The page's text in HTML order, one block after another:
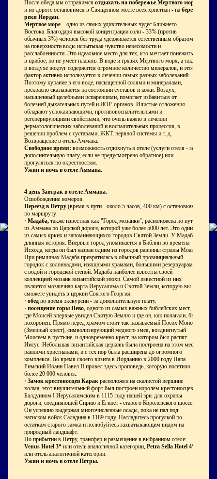
После обеда мы отправимся отдыхать на побережье Мертвого моря
и по дороге остановимся в Священном месте всех христиан - на берегу
реки Иордан.
Мертвое море – одно из самых удивительных чудес Ближнего
Востока. Благодаря высокой концентрации соли - 33% (против
обычных 3%) человек без труда удерживается естественным образом
на поверхности воды испытывая чувство невесомости и
расслабленности. Это идеальное место для тех, кто мечтает понежиться
в прибое, но не умеет плавать. В воде и грязях Мертвого моря, а также
в воздухе вокруг содержится огромное количество минералов, и этот
фактор активно используется в лечении самых разных заболеваний.
Поэтому купание в его воде, насыщенной солями и минералами,
прекрасно сказывается на состоянии суставов и кожи. Воздух,
насыщенный целебными испарениями, помогает избавиться от
болезней дыхательных путей и ЛОР-органов. Илистые отложения
обладают успокаивающими, противовоспалительными и
регенерирующими свойствами, что очень важно в лечении
дерматологических заболеваний и воспалительных процессов, в
решении проблем с суставами, ЖКТ, нервной системы и т. д.
Возвращение в отель Аммана.
Свободное время: возможность отдохнуть в отеле (услуги отеля - за
дополнительную плату, если не предусмотрено обратное) или
прогуляться по окрестностям.
Ужин и ночь в отеле Аммана.
4 день Завтрак в отеле Аммана.
Освобождение номеров.
Переезд в Петру (время в пути - около 5 часов, 400 км) с остановками
по маршруту:
· Мадаба, также известная как "Город мозаики", расположена по пути
из Аммана по Царской дороге, которой уже более 5000 лет. Это один
из самых ярких и запоминающихся городов Святой Земли. У Мадабы
длинная история. Впервые город упоминается в Библии во времена
Исхода, когда он был назван одним из городов равнины страны Моав.
При римлянах Мадаба превратилась в обычный провинциальный
городок с колоннадами, изящными храмами, большими резервуарами
с водой и городской стеной. Мадаба наиболее известна своей
коллекцией мозаик византийской эпохи. Самой известной из них
является мозаичная карта Иерусалима и Святой Земли, которую вы
сможете увидеть в церкви Святого Георгия.
· обед во время экскурсии - за дополнительную плату.
· посещение горы Нево, одного из самых важных библейских мест,
где Моисей впервые увидел Святую Землю и где он, как полагали, был
похоронен. Прямо перед храмом стоит так называемый Посох Моисея
(Змеиный крест), символизирующий медного змея, воздвигнутый
Моисеем в пустыне, и одновременно крест, на котором был распят
Иисус. Небольшая византийская церковь была построена на этом месте
ранними христианами, и с тех пор была расширена до огромного
комплекса. Во время своего визита в Иорданию в 2000 году Папа
Римский Иоанн Павел II провел здесь проповедь, которую посетило
более 20 000 человек.
· Замок крестоносцев Карак расположен на скалистой вершине
холма, этот внушительный форт был построен королем крестоносцев
Балдуином I Иерусалимским в 1115 году нашей эры для охраны
дороги, соединяющей Сирию и Египет - старого Королевского шоссе.
Он успешно выдержал многочисленные осады, пока не пал под
натиском войск Саладина в 1189 году. Насладитесь прогулкой по
остаткам старого замка и полюбуйтесь захватывающим видом на
природный ландшафт.
По прибытии в Петру, трансфер и размещение в выбранном отеле:
Venus Hotel 3* или отель аналогичной категории, Petra Sella Hotel 4*
или отель аналогичной категории.
Ужин и ночь в отеле Петры.